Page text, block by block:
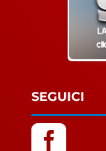
SEGUICI
